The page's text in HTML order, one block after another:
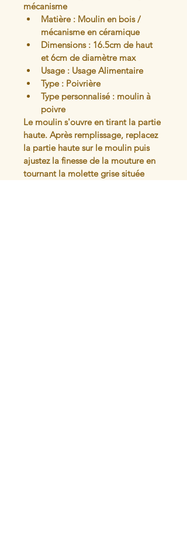
mécanisme
Matière : Moulin en bois /
mécanisme en céramique
Dimensions : 16.5cm de haut
et 6cm de diamètre max
Usage : Usage Alimentaire
Type : Poivrière
Type personnalisé : moulin à
poivre
Le moulin s'ouvre en tirant la partie
haute. Après remplissage, replacez
la partie haute sur le moulin puis
ajustez la finesse de la mouture en
tournant la molette grise située